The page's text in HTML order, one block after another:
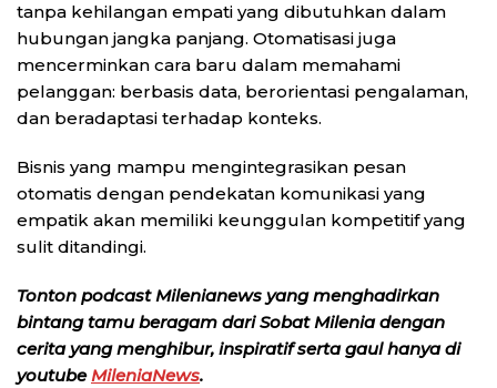
tanpa kehilangan empati yang dibutuhkan dalam
hubungan jangka panjang. Otomatisasi juga
mencerminkan cara baru dalam memahami
pelanggan: berbasis data, berorientasi pengalaman,
dan beradaptasi terhadap konteks.
Bisnis yang mampu mengintegrasikan pesan
otomatis dengan pendekatan komunikasi yang
empatik akan memiliki keunggulan kompetitif yang
sulit ditandingi.
Tonton podcast Milenianews yang menghadirkan
bintang tamu beragam dari Sobat Milenia dengan
cerita yang menghibur, inspiratif serta gaul hanya di
youtubeMileniaNews.